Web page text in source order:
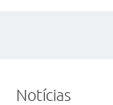
Notícias